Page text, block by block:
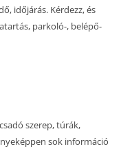
időjárás. Kérdezz, és
parkoló-, belépő-
szerep, túrák,
sok információ